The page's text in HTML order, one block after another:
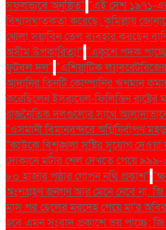
সফলভাবে অনুষ্ঠিত" "এই দেশ ১৯৭১-এর
বিশ্বাসঘাতকতা করেছে: কুমিল্লায়
খোলা সয়াবিন তেল ব্যবহার করছেন
অসীম উপকারিতা!" "একুশে পদক
ফুটবল দল" "এশিয়াটিক
আদানির তিনটি কোম্পানির ঋণমান
করেছিলেন ইসরায়েল-ফিলিস্তিন রাষ্ট্রের
রাজনৈতিক দলগুলোর সাথে
"ওসমানী বিমানবন্দরে অগ্নিনির্বাপণ
"কাউকে বিশৃঙ্খলা সৃষ্টির সুযোগ দেওয়া
দোকানে মর্টার শেল দেখতে পেয়ে
৮০ হাজার পৃষ্ঠার গোপন নথি প্রকাশ"
অংশগ্রহণ জনগণ আর মেনে নেবে না:
মাস পর ছেলের মরদেহ পেয়ে মা'র
হবে এমন সংবাদ প্রকাশে ভয় পাচ্ছে: